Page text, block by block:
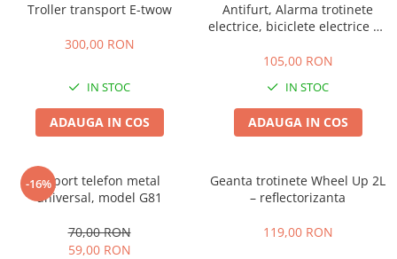
Masini Electrice
Masina Electrica RDB
Masina Electrica 25 km/h
Masina Electrica 2 Locuri fara
Scutere Electrice
Troller transport E-twow
300,00 RON
IN STOC
ADAUGA IN COS
Antifurt, Alarma trotinete
electrice, biciclete electrice cu
105,00 RON
IN STOC
ADAUGA IN COS
-16%Suport telefon metal
universal, model G81
70,00 RON
59,00 RON
Geanta trotinete Wheel Up 2L
– reflectorizanta
119,00 RON